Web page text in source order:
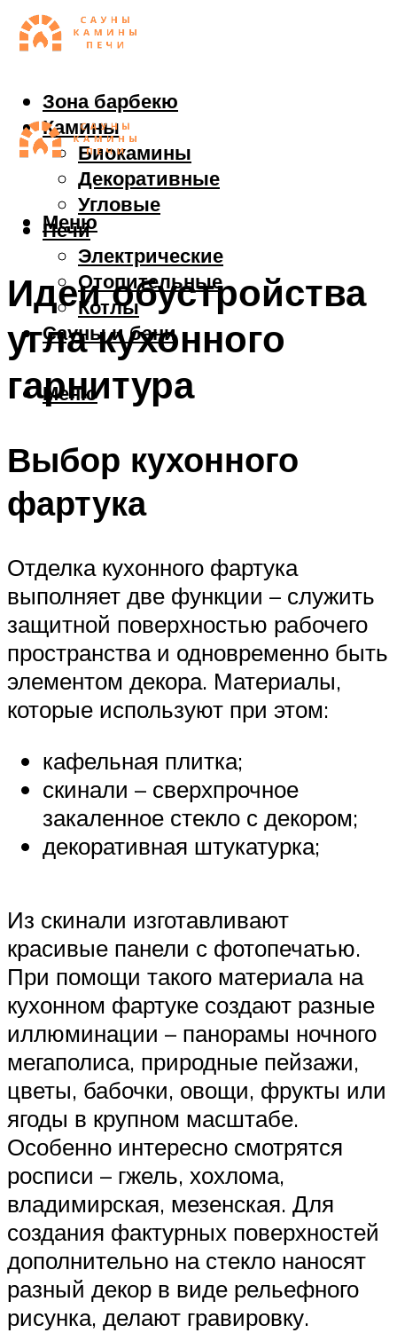
Зона барбекю
Камины
Биокамины
Декоративные
Угловые
Печи
Электрические
Отопительные
Котлы
Сауны и бани
Меню
Меню
Идеи обустройства
угла кухонного
гарнитура
Выбор кухонного
фартука
Отделка кухонного фартука
выполняет две функции – служить
защитной поверхностью рабочего
пространства и одновременно быть
элементом декора. Материалы,
которые используют при этом:
кафельная плитка;
скинали – сверхпрочное
закаленное стекло с декором;
декоративная штукатурка;
Из скинали изготавливают
красивые панели с фотопечатью.
При помощи такого материала на
кухонном фартуке создают разные
иллюминации – панорамы ночного
мегаполиса, природные пейзажи,
цветы, бабочки, овощи, фрукты или
ягоды в крупном масштабе.
Особенно интересно смотрятся
росписи – гжель, хохлома,
владимирская, мезенская. Для
создания фактурных поверхностей
дополнительно на стекло наносят
разный декор в виде рельефного
рисунка, делают гравировку.